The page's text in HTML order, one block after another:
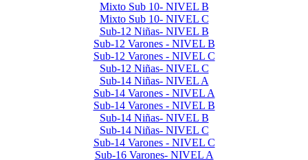
Mixto Sub 10- NIVEL B
Mixto Sub 10- NIVEL C
Sub-12 Niñas- NIVEL B
Sub-12 Varones - NIVEL B
Sub-12 Varones - NIVEL C
Sub-12 Niñas- NIVEL C
Sub-14 Niñas- NIVEL A
Sub-14 Varones - NIVEL A
Sub-14 Varones - NIVEL B
Sub-14 Niñas- NIVEL B
Sub-14 Niñas- NIVEL C
Sub-14 Varones - NIVEL C
Sub-16 Varones- NIVEL A